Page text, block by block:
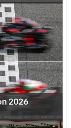
2026